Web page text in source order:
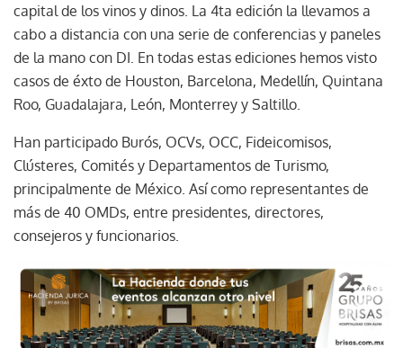
capital de los vinos y dinos. La 4ta edición la llevamos a
cabo a distancia con una serie de conferencias y paneles
de la mano con DI. En todas estas ediciones hemos visto
casos de éxto de Houston, Barcelona, Medellín, Quintana
Roo, Guadalajara, León, Monterrey y Saltillo.
Han participado Burós, OCVs, OCC, Fideicomisos,
Clústeres, Comités y Departamentos de Turismo,
principalmente de México. Así como representantes de
más de 40 OMDs, entre presidentes, directores,
consejeros y funcionarios.